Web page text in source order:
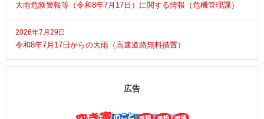
大雨危険警報等（令和8年7月17日）に関する情報（危機管理課）
2026年7月29日
令和8年7月17日からの大雨（高速道路無料措置）
広告